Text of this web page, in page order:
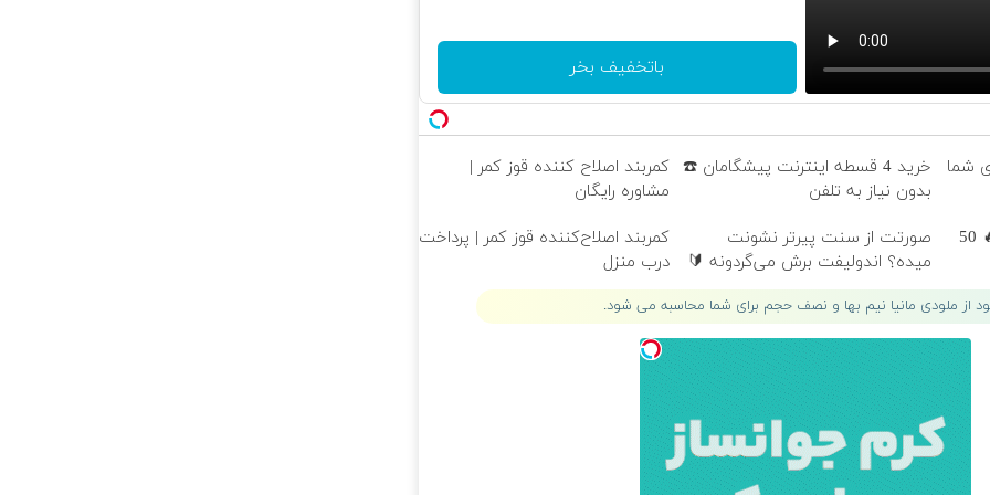
باتخفیف بخر
شما
خرید 4 قسطه اینترنت پیشگامان ☎️
بدون نیاز به تلفن
کمربند اصلاح کننده قوز کمر |
مشاوره رایگان
جشنواره فوق‌العاده ورسلند💰🔥 50
صورتت از سنت پیرتر نشونت
میده؟ اندولیفت برش می‌گردونه 🔰
کمربند اصلاح‌کننده قوز کمر | پرداخت
درب منزل
از ملودی مانیا نیم بها و نصف حجم برای شما محاسبه می شود.